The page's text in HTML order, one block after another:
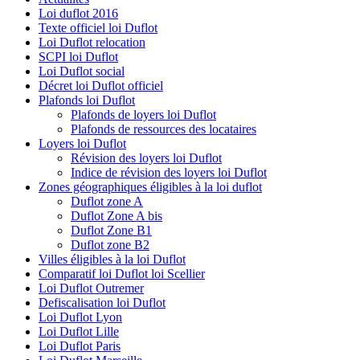
Loi duflot 2016
Texte officiel loi Duflot
Loi Duflot relocation
SCPI loi Duflot
Loi Duflot social
Décret loi Duflot officiel
Plafonds loi Duflot
Plafonds de loyers loi Duflot
Plafonds de ressources des locataires
Loyers loi Duflot
Révision des loyers loi Duflot
Indice de révision des loyers loi Duflot
Zones géographiques éligibles à la loi duflot
Duflot zone A
Duflot Zone A bis
Duflot Zone B1
Duflot zone B2
Villes éligibles à la loi Duflot
Comparatif loi Duflot loi Scellier
Loi Duflot Outremer
Defiscalisation loi Duflot
Loi Duflot Lyon
Loi Duflot Lille
Loi Duflot Paris